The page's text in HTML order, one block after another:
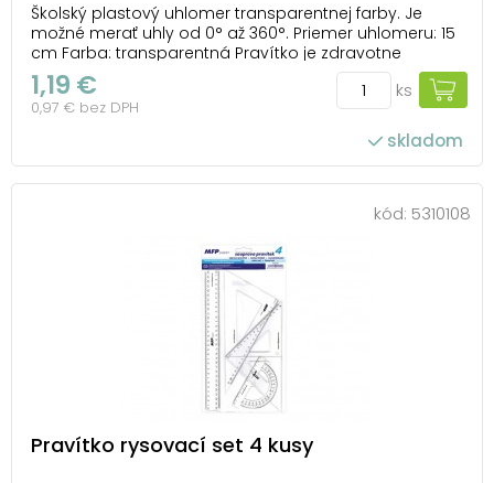
Školský plastový uhlomer transparentnej farby. Je
možné merať uhly od 0° až 360°. Priemer uhlomeru: 15
cm Farba: transparentná Pravítko je zdravotne
neškodné a neobsahuje ftaláty. Balené je v plastovom
vrecku so závesom.
1,19 €
0,97 € bez DPH
ks
skladom
kód: 5310108
Pravítko rysovací set 4 kusy